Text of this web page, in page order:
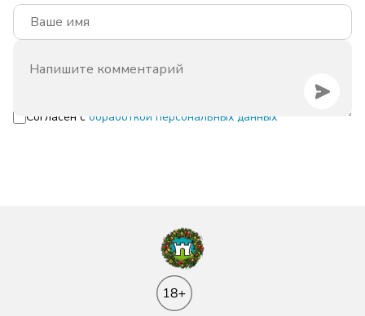
Согласен с обработкой персональных данных